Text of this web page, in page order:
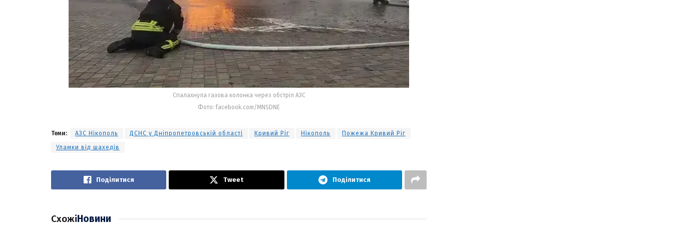
Спалахнула газова колонка через обстріл АЗС
Фото: facebook.com/MNSDNE
Теми: АЗС Нікополь ДСНС у Дніпропетровській області Кривий Ріг Нікополь
Пожежа Кривий Ріг
Уламки від шахедів
Поділитися Tweet Поділитися
СхожіНовини